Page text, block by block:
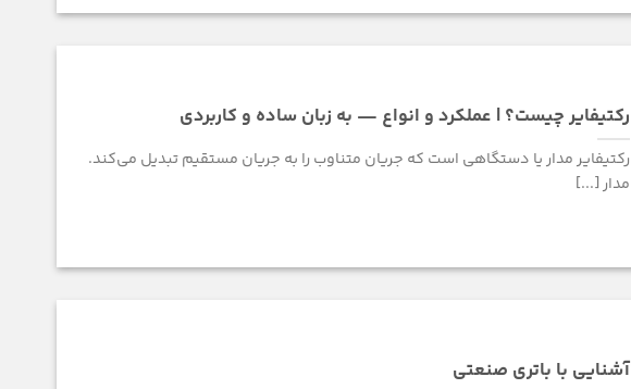
رکتیفایر چیست؟ | عملکرد و انواع — به زبان ساده و کاربردی
رکتیفایر مدار یا دستگاهی است که جریان متناوب را به جریان مستقیم تبدیل می‌کند.
مدار [...]
آشنایی با باتری صنعتی